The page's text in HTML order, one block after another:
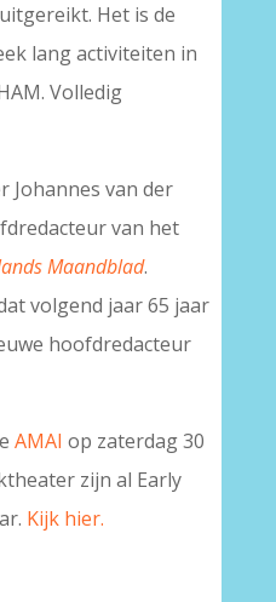
Het is de
lang activiteiten in
Volledig
Johannes van der
van het
Maandblad.
volgend jaar 65 jaar
hoofdredacteur
AMAI op zaterdag 30
zijn al Early
Kijk hier.